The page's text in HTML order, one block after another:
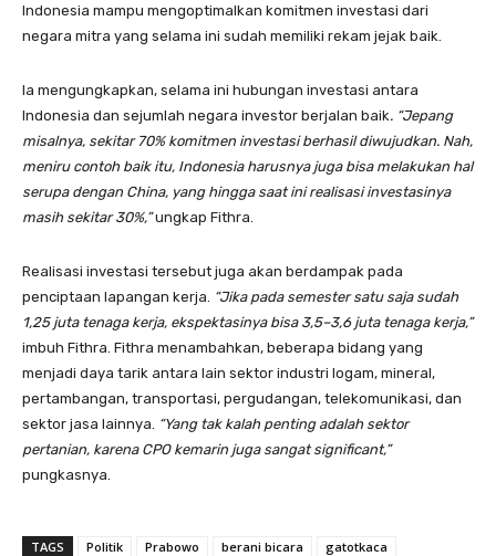
Indonesia mampu mengoptimalkan komitmen investasi dari
negara mitra yang selama ini sudah memiliki rekam jejak baik.
Ia mengungkapkan, selama ini hubungan investasi antara
Indonesia dan sejumlah negara investor berjalan baik. “Jepang
misalnya, sekitar 70% komitmen investasi berhasil diwujudkan. Nah,
meniru contoh baik itu, Indonesia harusnya juga bisa melakukan hal
serupa dengan China, yang hingga saat ini realisasi investasinya
masih sekitar 30%,”ungkap Fithra.
Realisasi investasi tersebut juga akan berdampak pada
penciptaan lapangan kerja. “Jika pada semester satu saja sudah
1,25 juta tenaga kerja, ekspektasinya bisa 3,5–3,6 juta tenaga kerja,”
imbuh Fithra. Fithra menambahkan, beberapa bidang yang
menjadi daya tarik antara lain sektor industri logam, mineral,
pertambangan, transportasi, pergudangan, telekomunikasi, dan
sektor jasa lainnya. “Yang tak kalah penting adalah sektor
pertanian, karena CPO kemarin juga sangat significant,”
pungkasnya.
TAGS Politik Prabowo berani bicara
gatotkaca